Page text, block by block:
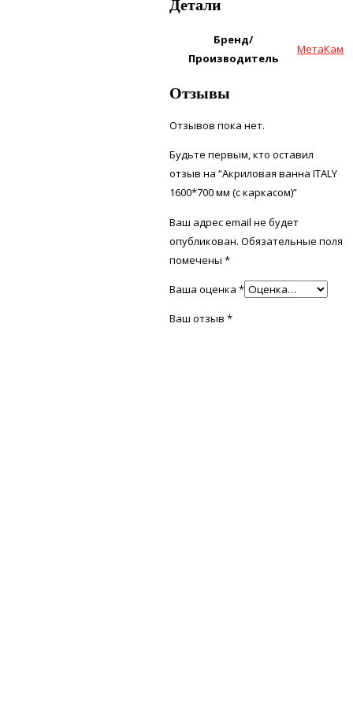
Бренд/
Производитель
МетаКам
Отзывы
Отзывов пока нет.
Будьте первым, кто оставил
отзыв на “Акриловая ванна ITALY
1600*700 мм (с каркасом)”
Ваш адрес email не будет
опубликован. Обязательные поля
помечены*
Ваша оценка*
Ваш отзыв*